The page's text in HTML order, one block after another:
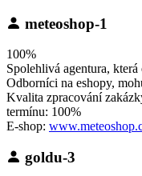
meteoshop-1
100%
Spolehlivá agentura,
Odborníci na eshopy,
Kvalita zpracování
termínu: 100%
E-shop:
goldu-3